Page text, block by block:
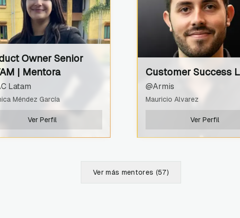
Owner Senior
| Mentora
Latam
Méndez García
Ver Perfil
Customer Success
@Armis
Mauricio Alvarez
Ver Perfil
Ver más mentores (57)